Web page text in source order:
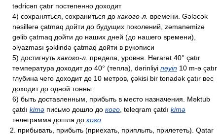
tədricən çatır постепенно доходит
4) сохраняться, сохраниться до какого-л. времени. Gələcək
nəsillərə çatmaq дойти до будущих поколений, zəmanəmizə
gəlib çatmaq дойти до наших дней (до нашего времени),
əlyazması şəklində çatmaq дойти в рукописи
5) достигнуть какого-л. предела, уровня. Hərarət 40° çatır
температура доходит до 40° (тепла), dərinliyi nəyin 10 m-ə çatır
глубина чего доходит до 10 метров, çəkisi bir tonadək çatır вес
доходит до одной тонны
6) быть доставленным, прибыть в место назначения. Məktub
çatdı kimə письмо дошло до кого , teleqram çatdı kimə
телеграмма дошла до кого
2. прибывать, прибыть (приехать, приплыть, прилететь). Qatar